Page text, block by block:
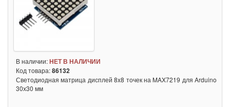
В наличии:НЕТ В НАЛИЧИИ
Код товара:86132
Светодиодная матрица дисплей 8x8 точек на MAX7219 для Arduino
30х30 мм